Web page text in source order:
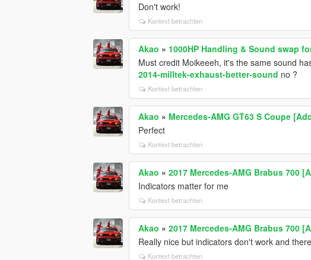
Don't work!
Kontext betrachten
Akao » 1000HP Handling & Sound swap
Must credit Moikeeeh, it's the same sound
2014-milltek-exhaust-better-sound no ?
Kontext betrachten
Akao » Mercedes-AMG GT63 S Coupe
Perfect
Kontext betrachten
Akao »2017 Mercedes-AMG Brabus 700
Indicators matter for me
Kontext betrachten
Akao »2017 Mercedes-AMG Brabus 700
Really nice but indicators don't work and
Kontext betrachten